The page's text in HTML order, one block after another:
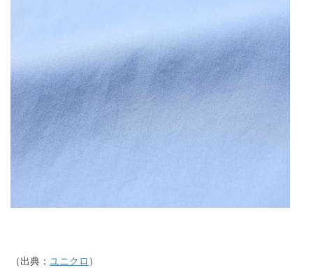
（出典： ユニクロ ）